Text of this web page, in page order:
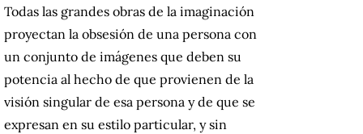
Todas las grandes obras de la imaginación
proyectan la obsesión de una persona con
un conjunto de imágenes que deben su
potencia al hecho de que provienen de la
visión singular de esa persona y de que se
expresan en su estilo particular, y sin